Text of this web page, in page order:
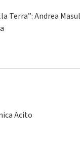
Terra”: Andrea
Acito